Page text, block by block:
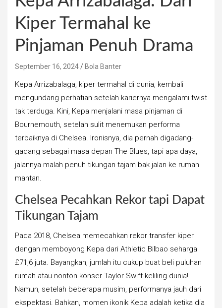
Kiper Termahal ke
Pinjaman Penuh Drama
September 16, 2024 Bola Banter
Kepa Arrizabalaga, kiper termahal di dunia, kembali
mengundang perhatian setelah kariernya mengalami twist
tak terduga. Kini, Kepa menjalani masa pinjaman di
Bournemouth, setelah sulit menemukan performa
terbaiknya di Chelsea. Ironisnya, dia pernah digadang-
gadang sebagai masa depan The Blues, tapi apa daya,
jalannya malah penuh tikungan tajam bak jalan ke rumah
mantan.
Chelsea Pecahkan Rekor tapi Dapat
Tikungan Tajam
Pada 2018, Chelsea memecahkan rekor transfer kiper
dengan memboyong Kepa dari Athletic Bilbao seharga
£71,6 juta. Bayangkan, jumlah itu cukup buat beli puluhan
rumah atau nonton konser Taylor Swift keliling dunia!
Namun, setelah beberapa musim, performanya jauh dari
ekspektasi. Bahkan, momen ikonik Kepa adalah ketika dia